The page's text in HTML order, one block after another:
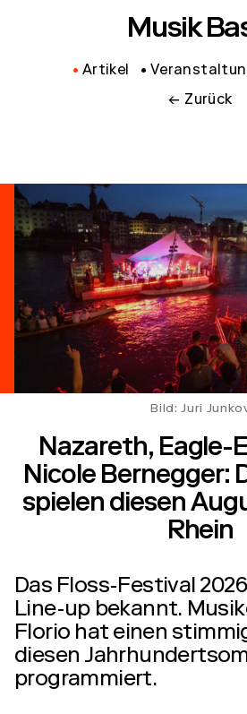
Musik
Artikel
← Zurück
Bild: Juri
Nazareth, Eagle-
Nicole Bernegger:
spielen diesen
Rhein
Das Floss-Festival
Line-up bekannt.
Florio hat einen
diesen
programmiert.